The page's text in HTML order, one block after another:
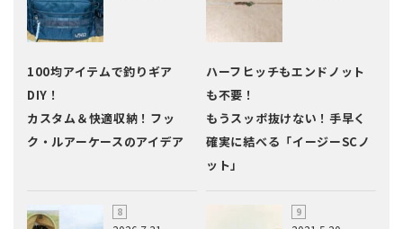
100均アイテムで釣りギア
DIY！
カスタム＆快適収納！フッ
ク・ルアーケースのアイデア
ハーフヒッチもエンドノット
も不要！
もうスッポ抜けない！手早く
確実に結べる「イージーSCノ
ット」